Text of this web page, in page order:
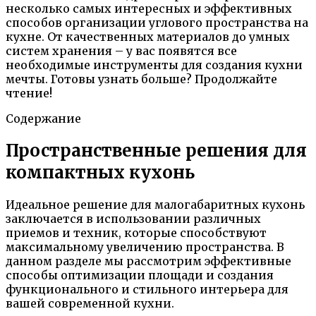
несколько самых интересных и эффективных
способов организации углового пространства на
кухне. От качественных материалов до умных
систем хранения – у вас появятся все
необходимые инструменты для создания кухни
мечты. Готовы узнать больше? Продолжайте
чтение!
Содержание
Пространственные решения для
компактных кухонь
Идеальное решение для малогабаритных кухонь
заключается в использовании различных
приемов и техник, которые способствуют
максимальному увеличению пространства. В
данном разделе мы рассмотрим эффективные
способы оптимизации площади и создания
функционального и стильного интерьера для
вашей современной кухни.